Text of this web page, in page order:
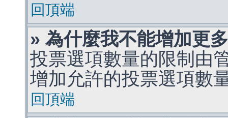
回頂端
» 為什麼我不能增加更
投票選項數量的限制由
增加允許的投票選項數
回頂端